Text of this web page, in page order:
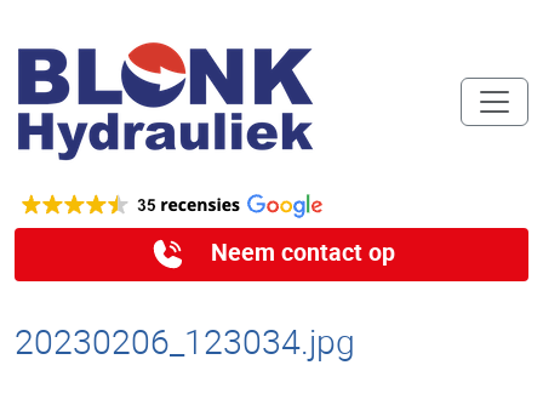
Neem contact op
20230206_123034.jpg